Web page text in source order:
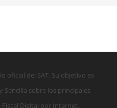
oficial del SAT. Su objetivo es
Sencilla sobre los principales
Digital por Internet.